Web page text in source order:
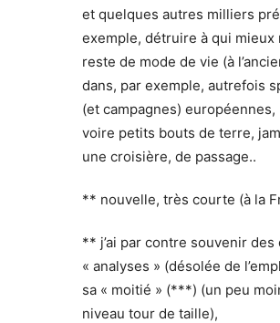
et quelques autres milliers
exemple, détruire à qui mieux
reste de mode de vie (à
dans, par exemple, autrefois
(et campagnes) européennes,
voire petits bouts de terre,
une croisière, de passage..
** nouvelle, très courte (à la
** j’ai par contre souvenir des
« analyses » (désolée de
sa « moitié » (***) (un peu
niveau tour de taille),